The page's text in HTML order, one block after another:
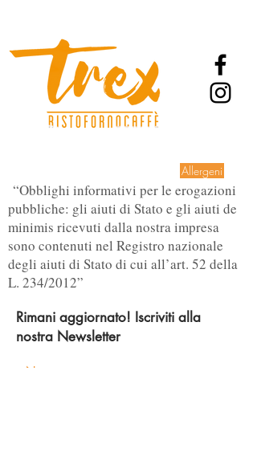
Allergeni
“Obblighi informativi per le erogazioni
pubbliche: gli aiuti di Stato e gli aiuti de
minimis ricevuti dalla nostra impresa
sono contenuti nel Registro nazionale
degli aiuti di Stato di cui all’art. 52 della
L. 234/2012”
Rimani aggiornato! Iscriviti alla
nostra Newsletter